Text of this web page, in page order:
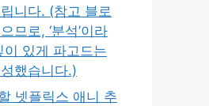
니다. (참고 블로
므로, ‘분석’이라
있게 파고드는
했습니다.)
넷플릭스 애니 추